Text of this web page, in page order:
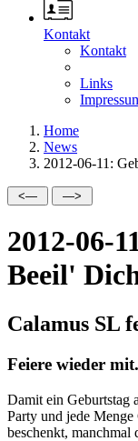
Kontakt
Kontakt
Links
Home
News
2012-06-11:
2012-06-
Beeil'
Calamus SL
Feiere wieder mit.
Damit ein Geburtstag
Party und jede
beschenkt, manchmal